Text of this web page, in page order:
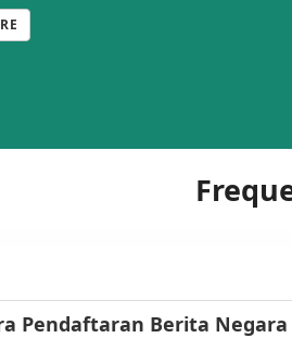
Pendaftaran Berita